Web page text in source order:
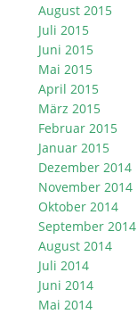
August 2015
Juli 2015
Juni 2015
Mai 2015
April 2015
März 2015
Februar 2015
Januar 2015
Dezember 2014
November 2014
Oktober 2014
September 2014
August 2014
Juli 2014
Juni 2014
Mai 2014